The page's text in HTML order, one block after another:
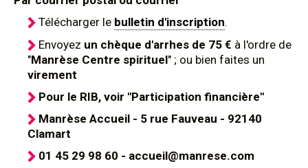
Télécharger le bulletin d'inscription.
Envoyez un chèque d'arrhes de 75 € à l'ordre de
"Manrèse Centre spirituel" ; ou bien faites un
virement
Pour le RIB, voir "Participation financière"
Manrèse Accueil - 5 rue Fauveau - 92140
Clamart
01 45 29 98 60 - accueil@manrese.com